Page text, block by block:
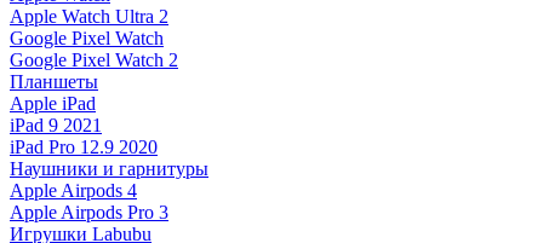
Apple Watch Ultra 2
Google Pixel Watch
Google Pixel Watch 2
Планшеты
Apple iPad
iPad 9 2021
iPad Pro 12.9 2020
Наушники и гарнитуры
Apple Airpods 4
Apple Airpods Pro 3
Игрушки Labubu